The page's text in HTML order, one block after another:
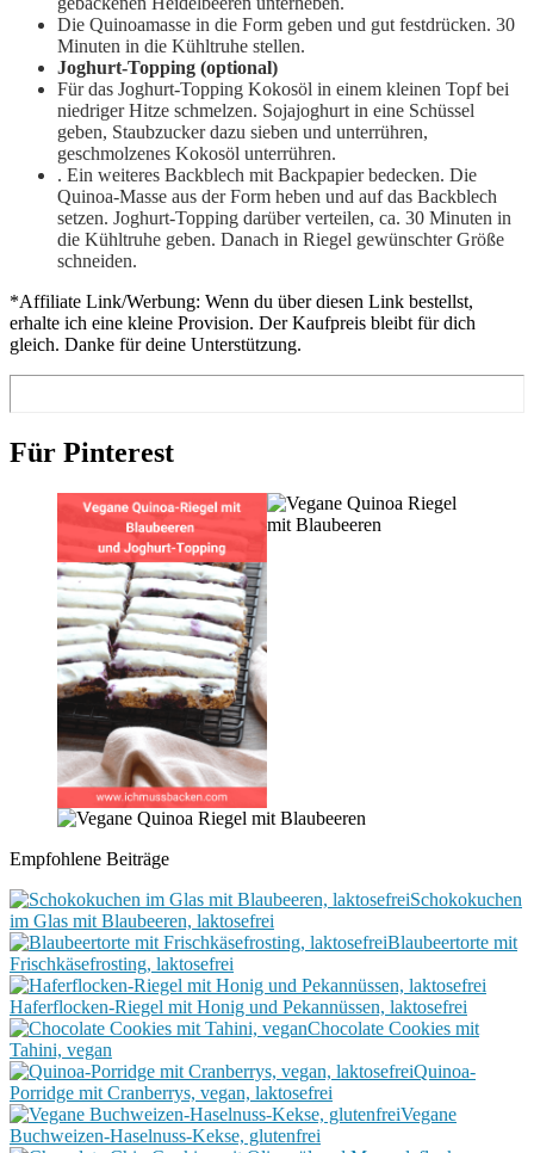
Die Quinoamasse in die Form geben und gut festdrücken. 30
Minuten in die Kühltruhe stellen.
Joghurt-Topping (optional)
Für das Joghurt-Topping Kokosöl in einem kleinen Topf bei
niedriger Hitze schmelzen. Sojajoghurt in eine Schüssel
geben, Staubzucker dazu sieben und unterrühren,
geschmolzenes Kokosöl unterrühren.
. Ein weiteres Backblech mit Backpapier bedecken. Die
Quinoa-Masse aus der Form heben und auf das Backblech
setzen. Joghurt-Topping darüber verteilen, ca. 30 Minuten in
die Kühltruhe geben. Danach in Riegel gewünschter Größe
schneiden.
*Affiliate Link/Werbung: Wenn du über diesen Link bestellst,
erhalte ich eine kleine Provision. Der Kaufpreis bleibt für dich
gleich. Danke für deine Unterstützung.
Für Pinterest
Empfohlene Beiträge
Schokokuchen
im Glas mit Blaubeeren, laktosefrei
Blaubeertorte mit
Frischkäsefrosting, laktosefrei
Haferflocken-Riegel mit Honig und Pekannüssen, laktosefrei
Chocolate Cookies mit
Tahini, vegan
Quinoa-
Porridge mit Cranberrys, vegan, laktosefrei
Vegane
Buchweizen-Haselnuss-Kekse, glutenfrei